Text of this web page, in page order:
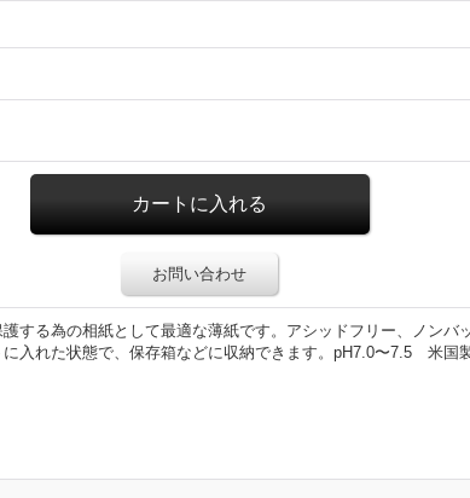
お問い合わせ
する為の相紙として最適な薄紙です。アシッドフリー、ノンバ
入れた状態で、保存箱などに収納できます。pH7.0〜7.5 米国